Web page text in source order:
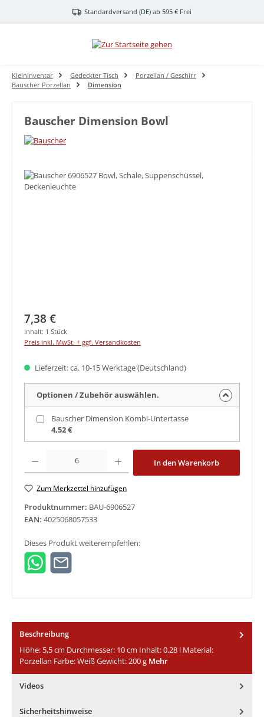
Zum Hauptinhalt springenStandardversand (DE) ab 595 € Frei
Kleininventar Gedeckter Tisch
Porzellan / Geschirr
Bauscher Porzellan
Dimension
Bauscher Dimension Bowl
Bildergalerie überspringen
Regulärer Preis:
7,38 €
Inhalt: 1 Stück
Preis inkl. MwSt. + ggf. Versandkosten
Lieferzeit: ca. 10-15 Werktage (Deutschland)
Optionen / Zubehör auswählen.
Bauscher Dimension Kombi-Untertasse
4,52 €
Produkt Anzahl: Gib den gewünschten Wert ein oder benutze die
In den Warenkorb
Zum Merkzettel hinzufügen
Produktnummer: BAU-6906527
EAN: 4025068057533
Dieses Produkt weiterempfehlen:
Beschreibung
Höhe: 5,5 cm Durchmesser: 10 cm Inhalt: 0,28 l Material:
Porzellan Farbe: Weiß Gewicht: 200 g Mehr
Videos
Sicherheitshinweise